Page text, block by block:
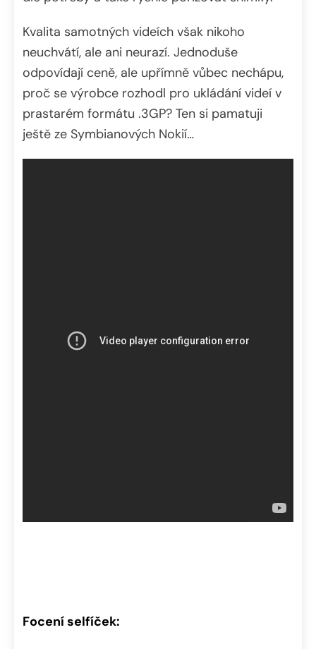
Kvalita samotných videích však nikoho
neuchvátí, ale ani neurazí. Jednoduše
odpovídají ceně, ale upřímně vůbec nechápu,
proč se výrobce rozhodl pro ukládání videí v
prastarém formátu .3GP? Ten si pamatuji
ještě ze Symbianových Nokií…
Focení selfíček: